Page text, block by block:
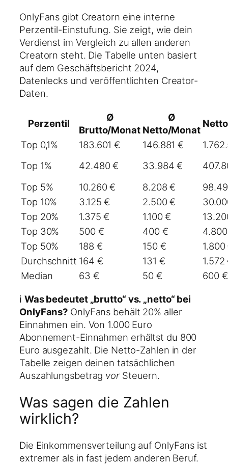
OnlyFans gibt Creatorn eine interne
Perzentil-Einstufung. Sie zeigt, wie dein
Verdienst im Vergleich zu allen anderen
Creatorn steht. Die Tabelle unten basiert
auf dem Geschäftsbericht 2024,
Datenlecks und veröffentlichten Creator-
Daten.
Perzentil
Ø
Brutto/Monat
Ø
Netto/Monat
Top 0,1%
183.601 € 146.881 €
Top 1%
42.480 € 33.984 €
Top 5%
10.260 € 8.208 €
Top 10%
3.125 € 2.500 €
Top 20%
1.375 € 1.100 €
Top 30%
500 € 400 €
Top 50%
188 € 150 €
Durchschnitt 164 € 131 €
1.572
Median
63 € 50 € 600 €
ℹ️ Was bedeutet „brutto“ vs. „netto“ bei
OnlyFans? OnlyFans behält 20% aller
Einnahmen ein. Von 1.000 Euro
Abonnement-Einnahmen erhältst du 800
Euro ausgezahlt. Die Netto-Zahlen in der
Tabelle zeigen deinen tatsächlichen
Auszahlungsbetrag vorSteuern.
Was sagen die Zahlen
wirklich?
Die Einkommensverteilung auf OnlyFans ist
extremer als in fast jedem anderen Beruf.